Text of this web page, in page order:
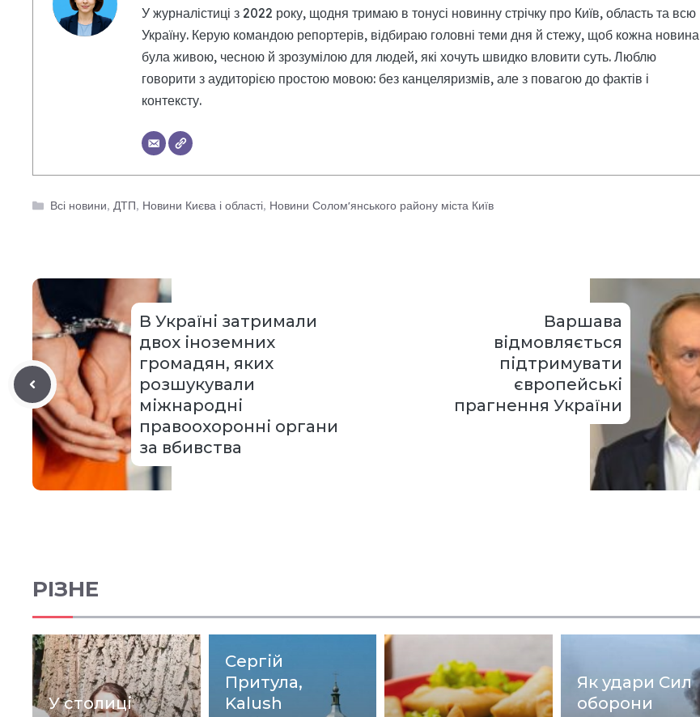
У журналістиці з 2022 року, щодня тримаю в тонусі новинну стрічку про Київ, область та всю
Україну. Керую командою репортерів, відбираю головні теми дня й стежу, щоб кожна новина
була живою, чесною й зрозумілою для людей, які хочуть швидко вловити суть. Люблю
говорити з аудиторією простою мовою: без канцеляризмів, але з повагою до фактів і
контексту.
Категорії
Всі новини, ДТП, Новини Києва і області, Новини Солом'янського району міста Київ
В Україні затримали
двох іноземних
громадян, яких
розшукували
міжнародні
правоохоронні органи
за вбивства
Варшава
відмовляється
підтримувати
європейські
прагнення України
РІЗНЕ
У столиці
Сергій
Притула,
Kalush
Як удари Сил
оборони